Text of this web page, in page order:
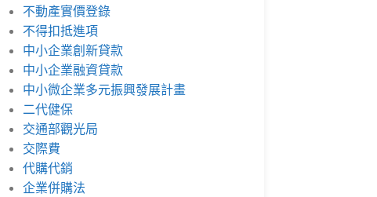
不動產實價登錄
不得扣抵進項
中小企業創新貸款
中小企業融資貸款
中小微企業多元振興發展計畫
二代健保
交通部觀光局
交際費
代購代銷
企業併購法